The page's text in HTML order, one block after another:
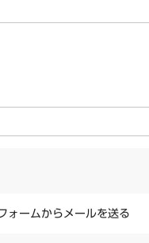
ォームからメールを送る